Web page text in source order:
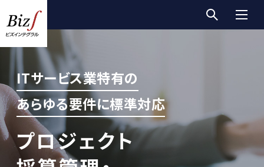
ITサービス業特有の
あらゆる要件に標準対応